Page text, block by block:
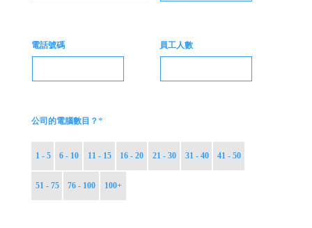
電話號碼 員工人數
公司的電腦數目？*
1 - 5 6 - 10 11 - 15 16 - 20 21 - 30 31 - 40 41 - 50
51 - 75 76 - 100 100+